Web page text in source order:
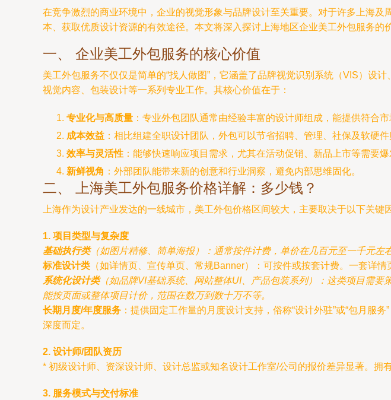
在竞争激烈的商业环境中，企业的视觉形象与品牌设计至关重要。对于许多上海
本、获取优质设计资源的有效途径。本文将深入探讨上海地区企业美工外包服务的
一、 企业美工外包服务的核心价值
美工外包服务不仅仅是简单的“找人做图”，它涵盖了品牌视觉识别系统（VIS）设
视觉内容、包装设计等一系列专业工作。其核心价值在于：
专业化与高质量 ：专业外包团队通常由经验丰富的设计师组成，能提供符合
成本效益 ：相比组建全职设计团队，外包可以节省招聘、管理、社保及软硬
效率与灵活性 ：能够快速响应项目需求，尤其在活动促销、新品上市等需要
新鲜视角 ：外部团队能带来新的创意和行业洞察，避免内部思维固化。
二、 上海美工外包服务价格详解：多少钱？
上海作为设计产业发达的一线城市，美工外包价格区间较大，主要取决于以下关键
1. 项目类型与复杂度
基础执行类（如图片精修、简单海报）：通常按件计费，单价在几百元至一千元左右
标准设计类 （如详情页、宣传单页、常规Banner）：可按件或按套计费。一套详情
系统化设计类（如品牌VI基础系统、网站整体UI、产品包装系列）：这类项目需
能按页面或整体项目计价，范围在数万到数十万不等。
长期月度/年度服务 ：提供固定工作量的月度设计支持，俗称“设计外驻”或“包月服
深度而定。
2. 设计师/团队资历
* 初级设计师、资深设计师、设计总监或知名设计工作室/公司的报价差异显著。拥
3. 服务模式与交付标准